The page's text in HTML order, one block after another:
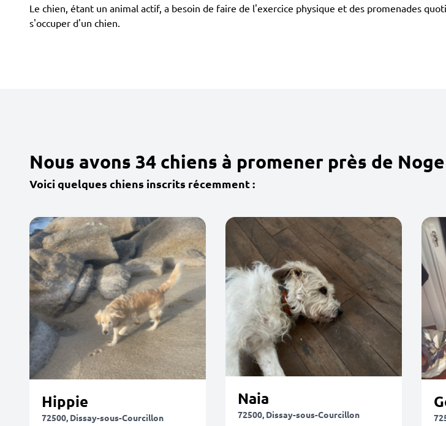
Le chien, étant un animal actif, a besoin de faire de l'exercice physique et des promenades
s'occuper d'un chien.
Nous avons 34 chiens à promener près de
Voici quelques chiens inscrits récemment :
Hippie
72500, Dissay-sous-Courcillon
Naia
72500, Dissay-sous-Courcillon